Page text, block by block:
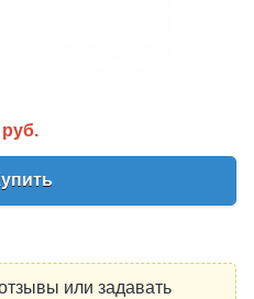
руб.
или задавать